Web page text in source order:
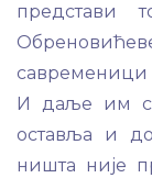
представи
савременици
И даље им
оставља и
ништа није